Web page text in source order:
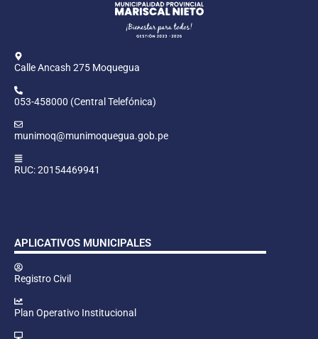
Calle Ancash 275 Moquegua
053-458000 (Central Telefónica)
munimoq@munimoquegua.gob.pe
RUC: 20154469941
APLICATIVOS MUNICIPALES
Registro Civil
Plan Operativo Institucional